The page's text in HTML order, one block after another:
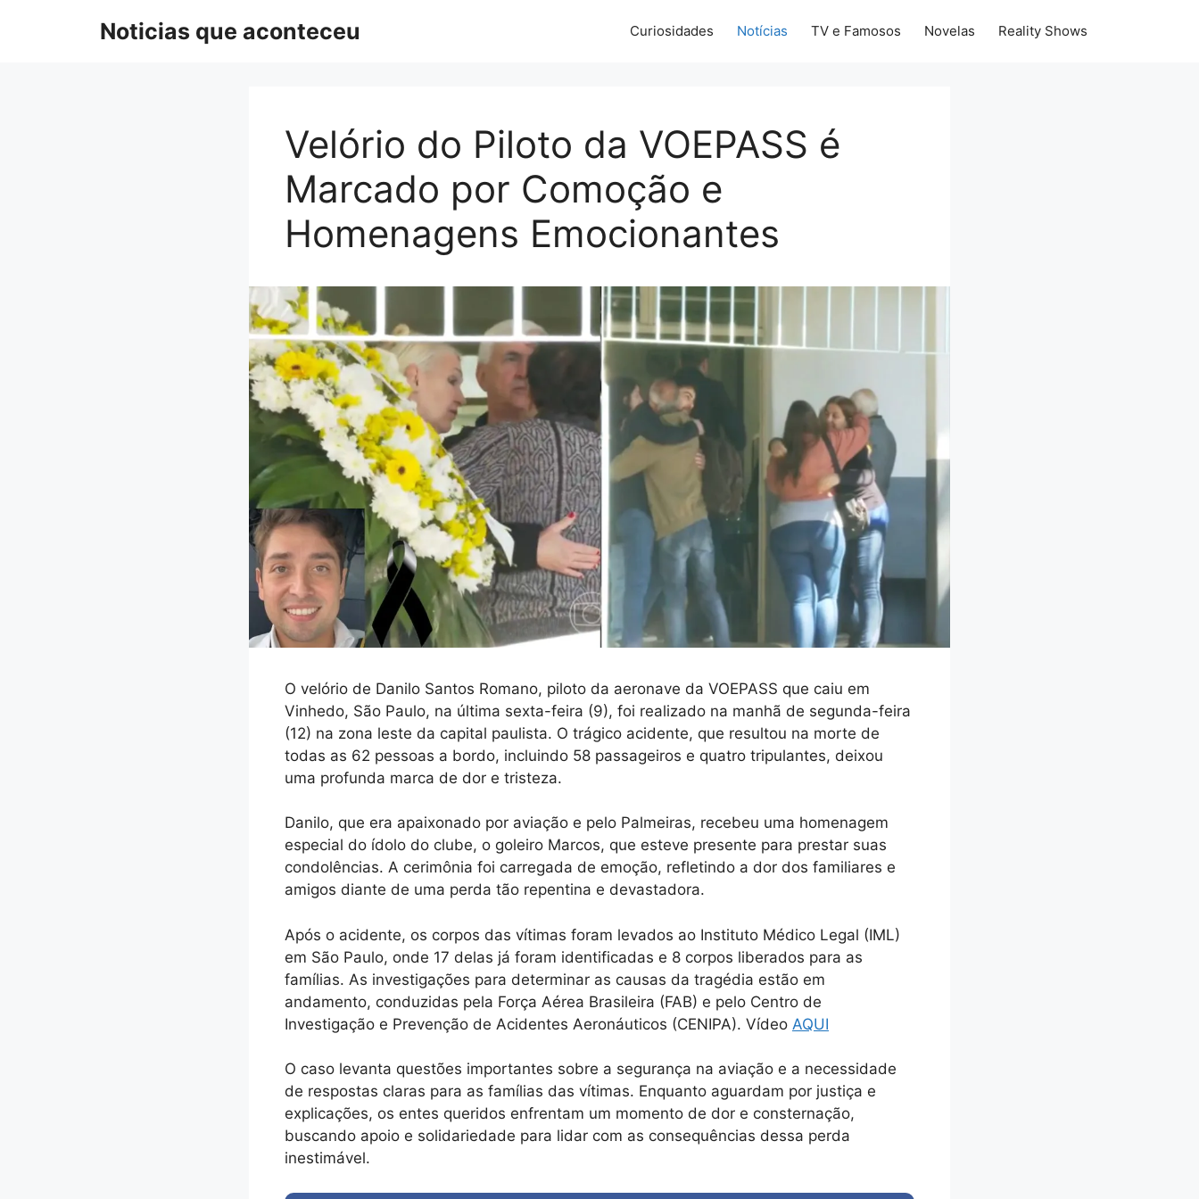
Noticias que aconteceu Curiosidades Notícias TV e Famosos Novelas Reality Shows
Velório do Piloto da VOEPASS é
Marcado por Comoção e
Homenagens Emocionantes
O velório de Danilo Santos Romano, piloto da aeronave da VOEPASS que caiu em
Vinhedo, São Paulo, na última sexta-feira (9), foi realizado na manhã de segunda-feira
(12) na zona leste da capital paulista. O trágico acidente, que resultou na morte de
todas as 62 pessoas a bordo, incluindo 58 passageiros e quatro tripulantes, deixou
uma profunda marca de dor e tristeza.
Danilo, que era apaixonado por aviação e pelo Palmeiras, recebeu uma homenagem
especial do ídolo do clube, o goleiro Marcos, que esteve presente para prestar suas
condolências. A cerimônia foi carregada de emoção, refletindo a dor dos familiares e
amigos diante de uma perda tão repentina e devastadora.
Após o acidente, os corpos das vítimas foram levados ao Instituto Médico Legal (IML)
em São Paulo, onde 17 delas já foram identificadas e 8 corpos liberados para as
famílias. As investigações para determinar as causas da tragédia estão em
andamento, conduzidas pela Força Aérea Brasileira (FAB) e pelo Centro de
Investigação e Prevenção de Acidentes Aeronáuticos (CENIPA). Vídeo AQUI
O caso levanta questões importantes sobre a segurança na aviação e a necessidade
de respostas claras para as famílias das vítimas. Enquanto aguardam por justiça e
explicações, os entes queridos enfrentam um momento de dor e consternação,
buscando apoio e solidariedade para lidar com as consequências dessa perda
inestimável.